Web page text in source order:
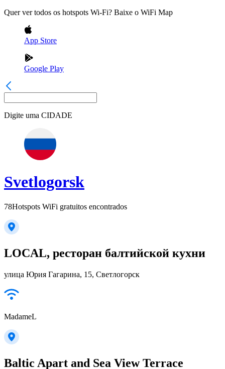
Quer ver todos os hotspots Wi-Fi? Baixe o WiFi Map
App Store
Google Play
Digite uma CIDADE
Svetlogorsk
78Hotspots WiFi gratuitos encontrados
LOCAL, ресторан балтийской кухни
улица Юрия Гагарина, 15, Светлогорск
MadameL
Baltic Apart and Sea View Terrace